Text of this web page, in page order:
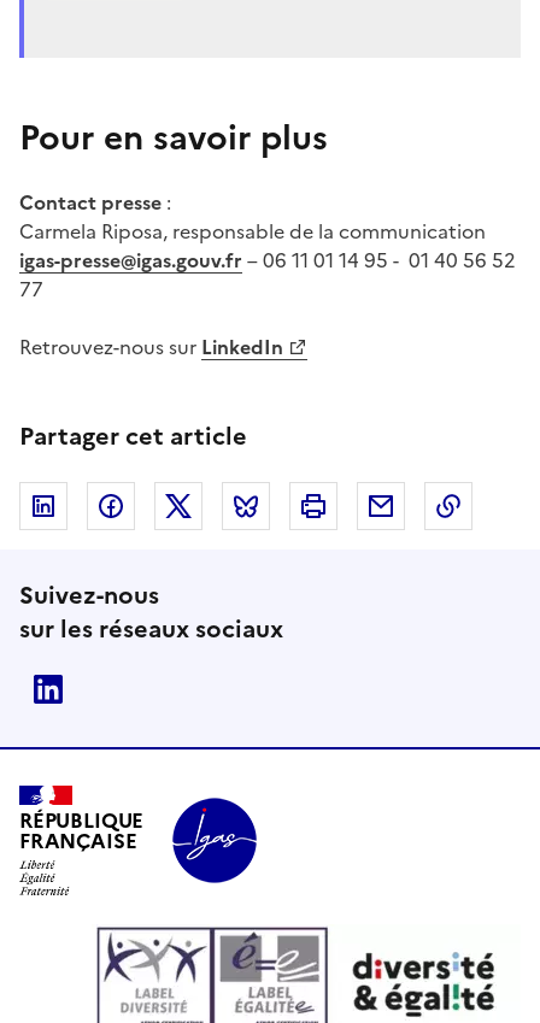
Pour en savoir plus
Contact presse :
Carmela Riposa, responsable de la communication
igas-presse@igas.gouv.fr – 06 11 01 14 95 - 01 40 56 52
77
Retrouvez-nous sur LinkedIn
Partager cet article
Linkedin FacebookTwitter Bluesky Imprimer Courriel
Suivez-nous
sur les réseaux sociaux
RÉPUBLIQUE
FRANÇAISE